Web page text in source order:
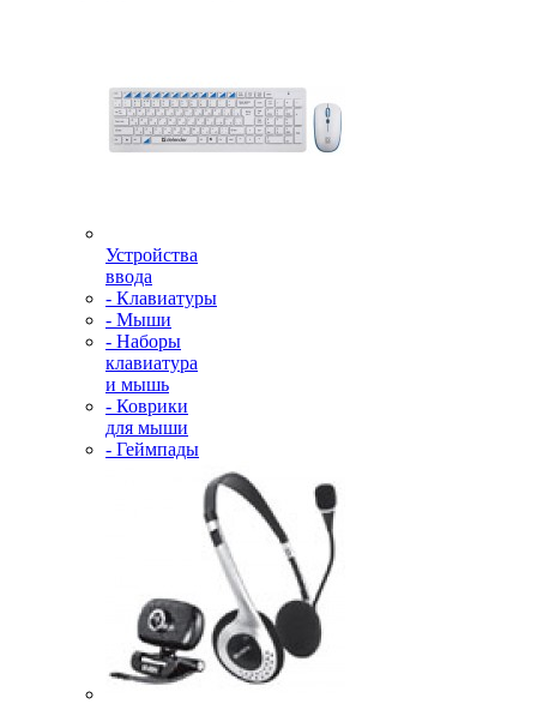
Устройства
ввода
- Клавиатуры
- Мыши
- Наборы
клавиатура
и мышь
- Коврики
для мыши
- Геймпады